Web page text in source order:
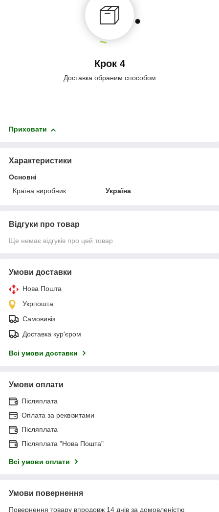
Крок 4
Доставка обраним способом
Приховати
Характеристики
Основні
Країна виробник
Україна
Відгуки про товар
Ще немає відгуків про цей товар
Умови доставки
Нова Пошта
Укрпошта
Самовивіз
Доставка кур'єром
Всі умови доставки
Умови оплати
Післяплата
Оплата за реквізитами
Післяплата
Післяплата "Нова Пошта"
Всі умови оплати
Умови повернення
Повернення товару впродовж 14 днів за домовленістю